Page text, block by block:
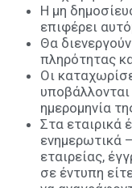
Η μη
επιφέρει
Θα
πληρότητας
Οι
ημερομηνία
Στα εταιρικά
ενημερωτικά
εταιρείας,
σε έντυπη